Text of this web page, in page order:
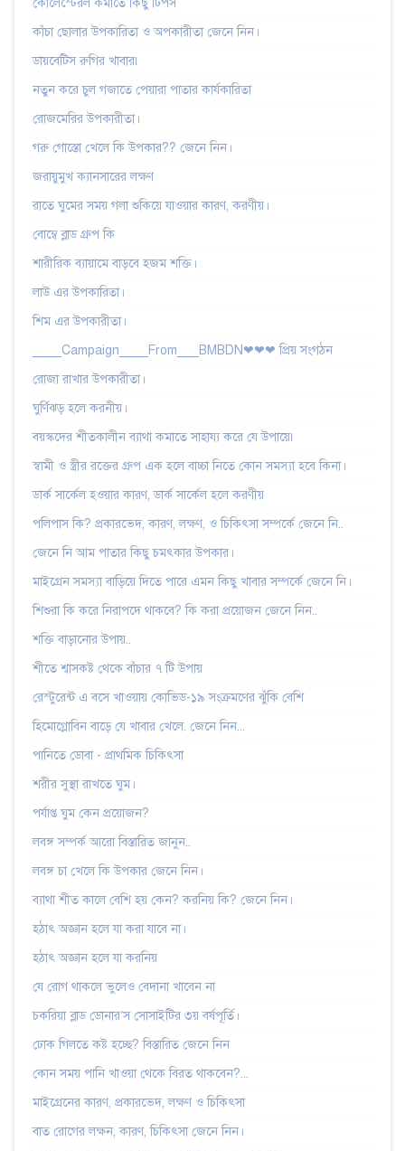
কাঁচা ছোলার উপকারিতা ও অপকারীতা জেনে নিন।
ডায়বেটিস রুগির খাবার৷
নতুন করে চুল গজাতে পেয়ারা পাতার কার্যকারিতা
রোজমেরির উপকারীতা।
গরু গোস্তো খেলে কি উপকার?? জেনে নিন।
জরায়ুমুখ ক্যানসারের লক্ষণ
রাতে ঘুমের সময় গলা শুকিয়ে যাওয়ার কারণ, করণীয়।
বোম্বে ব্লাড গ্রুপ কি
শারীরিক ব্যায়ামে বাড়বে হজম শক্তি।
লাউ এর উপকারিতা।
শিম এর উপকারীতা।
____Campaign____From___BMBDN❤❤❤ প্রিয় সংগঠন
রোজা রাখার উপকারীতা।
ঘুর্ণিঝড় হলে করনীয়।
বয়স্কদের শীতকালীন ব্যাথা কমাতে সাহায্য করে যে উপায়ে৷
স্বামী ও স্ত্রীর রক্তের গ্রুপ এক হলে বাচ্চা নিতে কোন সমস্যা হবে কিনা।
ডার্ক সার্কেল হওয়ার কারণ, ডার্ক সার্কেল হলে করণীয়
পলিপাস কি? প্রকারভেদ, কারণ, লক্ষণ, ও চিকিৎসা সম্পর্কে জেনে নি..
জেনে নি আম পাতার কিছু চমৎকার উপকার।
মাইগ্রেন সমস্যা বাড়িয়ে দিতে পারে এমন কিছু খাবার সম্পর্কে জেনে নি।
শিশুরা কি করে নিরাপদে থাকবে? কি করা প্রয়োজন জেনে নিন..
শক্তি বাড়ানোর উপায়..
শীতে শ্বাসকষ্ট থেকে বাঁচার ৭ টি উপায়
রেস্টুরেন্ট এ বসে খাওয়ায় কোভিড-১৯ সংক্রমণের ঝুঁকি বেশি
হিমোগ্লোবিন বাড়ে যে খাবার খেলে. জেনে নিন...
পানিতে ডোবা - প্রাথমিক চিকিৎসা
শরীর সুস্থা রাখতে ঘুম।
পর্যাপ্ত ঘুম কেন প্রয়োজন?
লবঙ্গ সম্পর্ক আরো বিস্তারিত জানুন..
লবঙ্গ চা খেলে কি উপকার জেনে নিন।
ব্যাথা শীত কালে বেশি হয় কেন? করনিয় কি? জেনে নিন।
হঠাৎ অজ্ঞান হলে যা করা যাবে না।
হঠাৎ অজ্ঞান হলে যা করনিয়
যে রোগ থাকলে ভুলেও বেদানা খাবেন না
চকরিয়া ব্লাড ডোনার’স সোসাইটির ৩য় বর্ষপূর্তি।
ঢোক গিলতে কষ্ট হচ্ছে? বিস্তারিত জেনে নিন
কোন সময় পানি খাওয়া থেকে বিরত থাকবেন?...
মাইগ্রেনের কারণ, প্রকারভেদ, লক্ষণ ও চিকিৎসা
বাত রোগের লক্ষন, কারণ, চিকিৎসা জেনে নিন।